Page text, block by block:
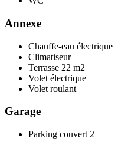
Annexe
Chauffe-eau électrique
Climatiseur
Terrasse 22 m2
Volet électrique
Volet roulant
Garage
Parking couvert 2